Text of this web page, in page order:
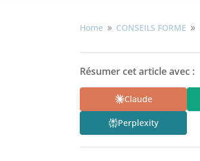
Home 9 CONSEILS FORME 9
Résumer cet article avec :
Claude
Perplexity